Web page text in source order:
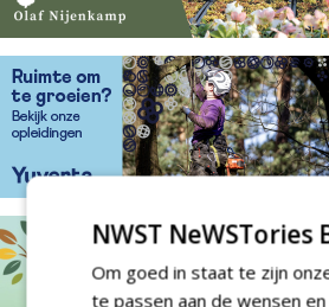
NWST NeWSTories
Om goed in staat te zijn
te passen aan de wensen